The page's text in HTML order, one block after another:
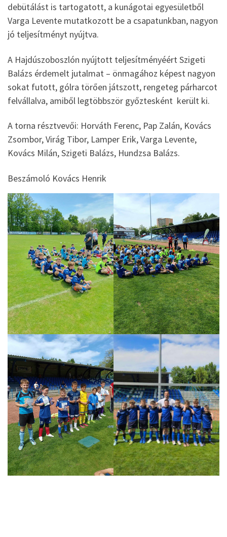
debütálást is tartogatott, a kunágotai egyesületből
Varga Levente mutatkozott be a csapatunkban, nagyon
jó teljesítményt nyújtva.
A Hajdúszoboszlón nyújtott teljesítményéért Szigeti
Balázs érdemelt jutalmat – önmagához képest nagyon
sokat futott, gólra törően játszott, rengeteg párharcot
felvállalva, amiből legtöbbször győztesként került ki.
A torna résztvevői: Horváth Ferenc, Pap Zalán, Kovács
Zsombor, Virág Tibor, Lamper Erik, Varga Levente,
Kovács Milán, Szigeti Balázs, Hundzsa Balázs.
Beszámoló Kovács Henrik